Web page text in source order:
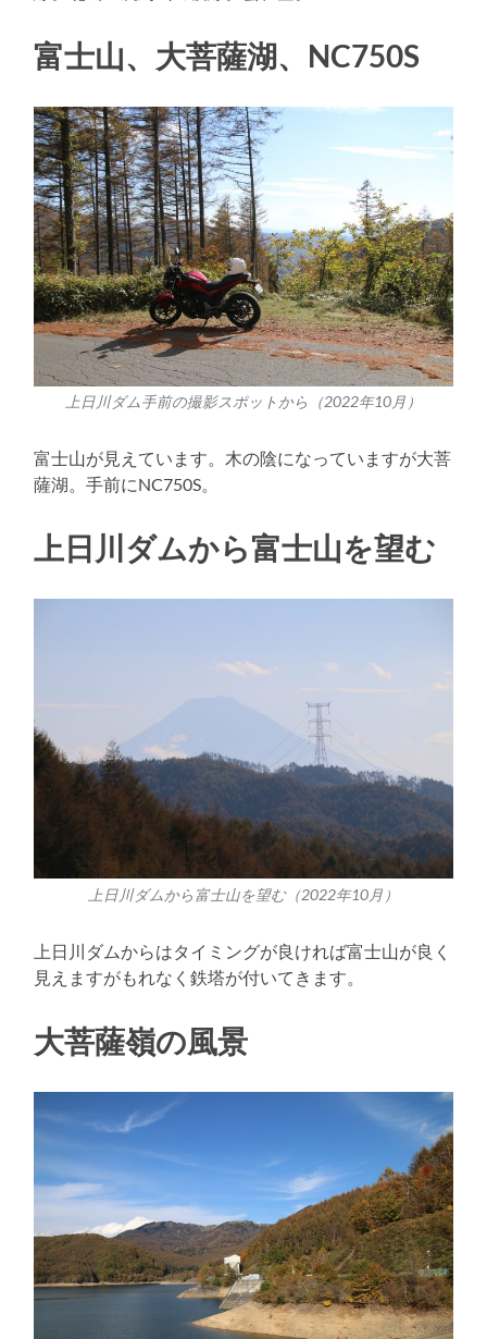
富士山、大菩薩湖、NC750S
上日川ダム手前の撮影スポットから（2022年10月）
富士山が見えています。木の陰になっていますが大菩
薩湖。手前にNC750S。
上日川ダムから富士山を望む
上日川ダムから富士山を望む（2022年10月）
上日川ダムからはタイミングが良ければ富士山が良く
見えますがもれなく鉄塔が付いてきます。
大菩薩嶺の風景